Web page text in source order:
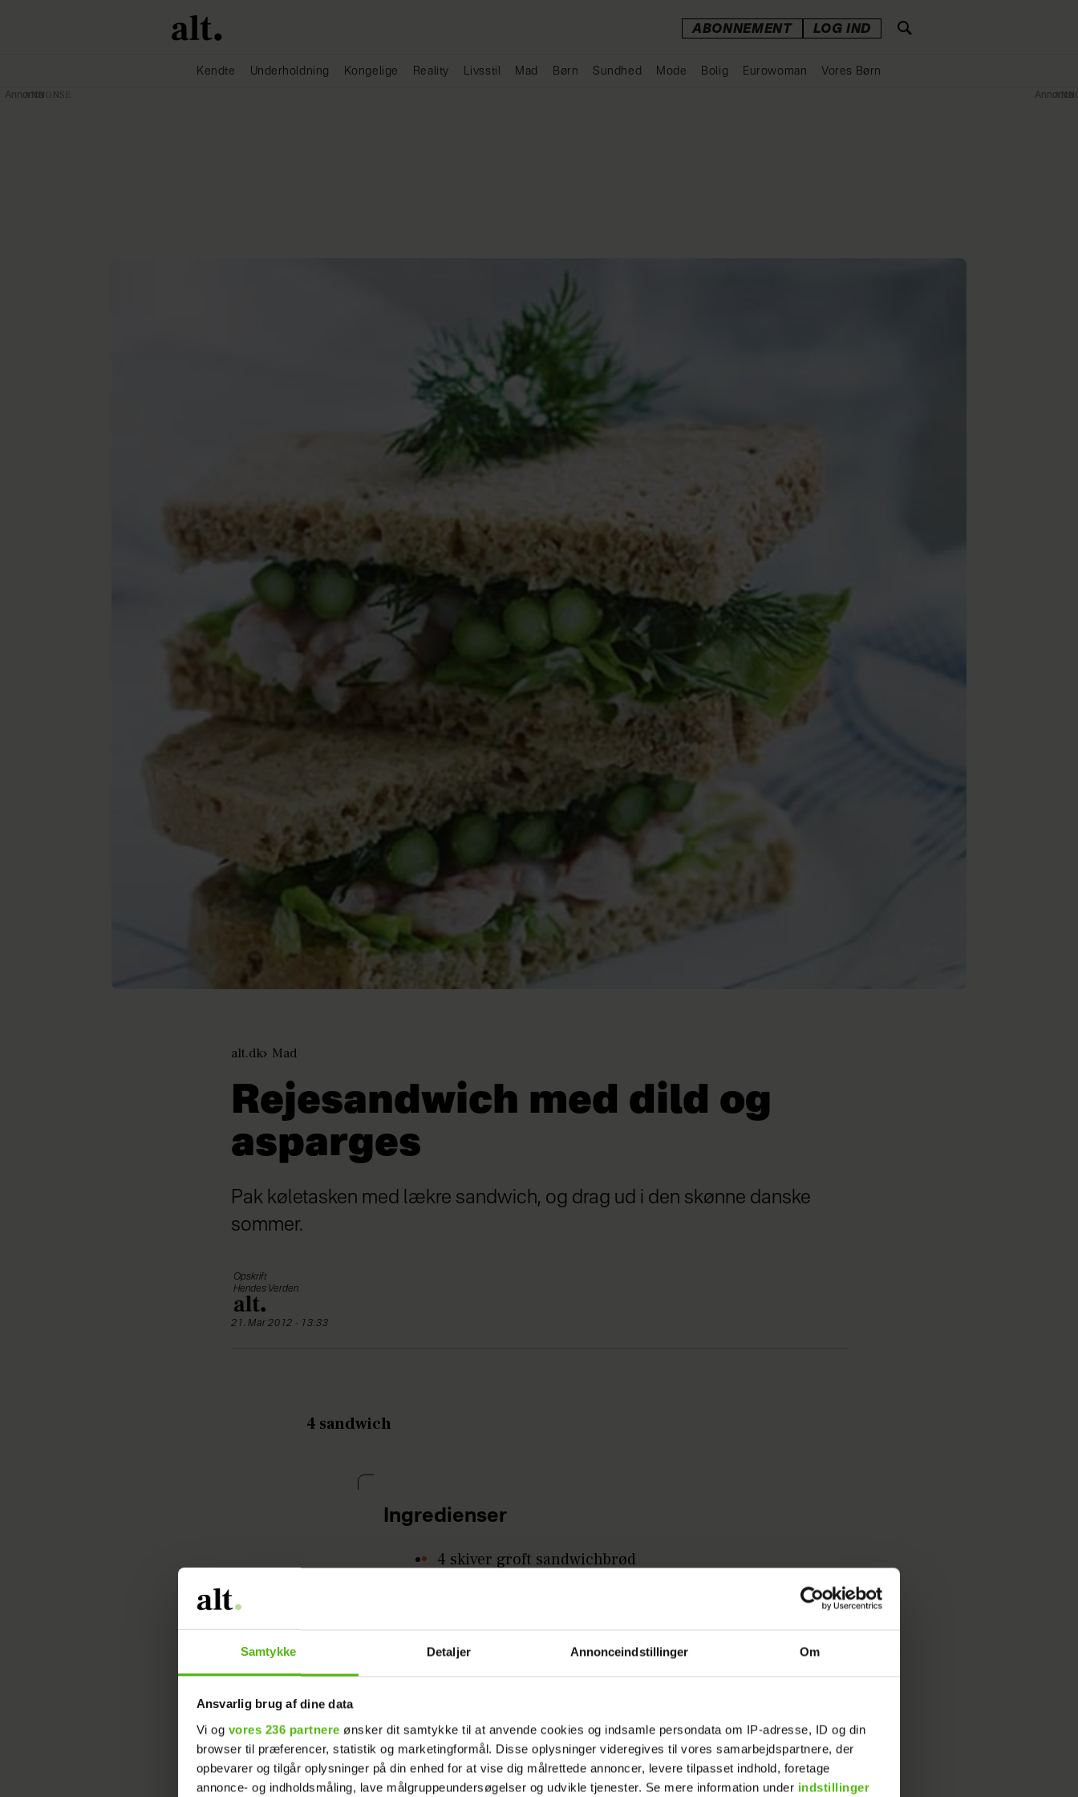
Samtykke Detaljer Annonceindstillinger Om
Ansvarlig brug af dine data
Vi og vores 236 partnere ønsker dit samtykke til at anvende cookies og indsamle persondata om IP-adresse, ID og din
browser til præferencer, statistik og marketingformål. Disse oplysninger videregives til vores samarbejdspartnere, der
opbevarer og tilgår oplysninger på din enhed for at vise dig målrettede annoncer, levere tilpasset indhold, foretage
annonce- og indholdsmåling, lave målgruppeundersøgelser og udvikle tjenester. Se mere information under indstillinger
ABONNEMENT LOG IND
Kendte Underholdning Kongelige Reality Livsstil Mad Børn Sundhed Mode Bolig Eurowoman Vores Børn
alt.dk Mad
Rejesandwich med dild og
asparges
Pak køletasken med lækre sandwich, og drag ud i den skønne danske
sommer.
Opskrift
Hendes Verden
21. Mar 2012 - 13:33
4 sandwich
Ingredienser
4 skiver groft sandwichbrød
2 spsk. dild
10 kogte og afkølede grønne
150 g afdryppede rejer
citronsaft
salt og peber
Annonce Annonce